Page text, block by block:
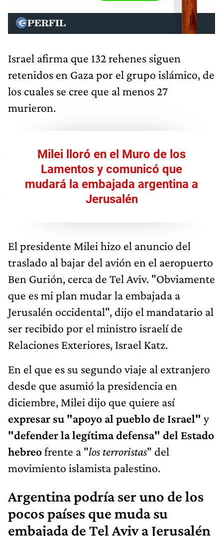
Israel afirma que 132 rehenes siguen
retenidos en Gaza por el grupo islámico, de
los cuales se cree que al menos 27
murieron.
Milei lloró en el Muro de los
Lamentos y comunicó que
mudará la embajada argentina a
Jerusalén
El presidente Milei hizo el anuncio del
traslado al bajar del avión en el aeropuerto
Ben Gurión, cerca de Tel Aviv. "Obviamente
que es mi plan mudar la embajada a
Jerusalén occidental", dijo el mandatario al
ser recibido por el ministro israelí de
Relaciones Exteriores, Israel Katz.
En el que es su segundo viaje al extranjero
desde que asumió la presidencia en
diciembre, Milei dijo que quiere así
expresar su "apoyo al pueblo de Israel" y
"defender la legítima defensa" del Estado
hebreofrente a "los terroristas" del
movimiento islamista palestino.
Argentina podría ser uno de los
pocos países que muda su
embajada de Tel Aviv a Jerusalén